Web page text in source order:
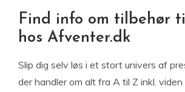
Find info om tilbehør
hos Afventer.dk
Slip dig selv løs i et stort univers af
der handler om alt fra A til Z inkl. viden